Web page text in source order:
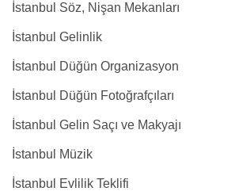
İstanbul Söz, Nişan Mekanları
İstanbul Gelinlik
İstanbul Düğün Organizasyon
İstanbul Düğün Fotoğrafçıları
İstanbul Gelin Saçı ve Makyajı
İstanbul Müzik
İstanbul Evlilik Teklifi